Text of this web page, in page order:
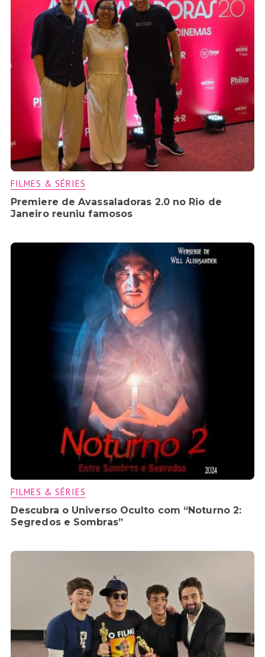
FILMES & SÉRIES
Premiere de Avassaladoras 2.0 no Rio de
Janeiro reuniu famosos
FILMES & SÉRIES
Descubra o Universo Oculto com “Noturno 2:
Segredos e Sombras”